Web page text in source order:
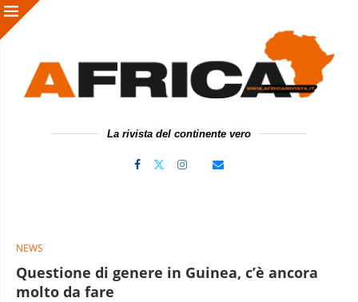
La rivista del continente vero
NEWS
Questione di genere in Guinea, c’è ancora
molto da fare